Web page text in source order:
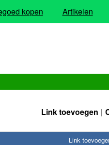
kopen Artikelen
Link toevoegen
Link